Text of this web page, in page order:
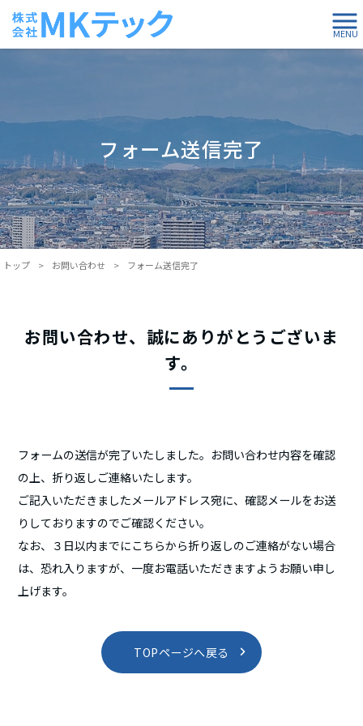
MENU
フォーム送信完了
トップ > お問い合わせ > フォーム送信完了
お問い合わせ、誠にありがとうございま
す。
フォームの送信が完了いたしました。 お問い合わせ内容を確認
の上、折り返しご連絡いたします。
ご記入いただきましたメールアドレス宛に、確認メールをお送
りしておりますのでご確認ください。
なお、３日以内までにこちらから折り返しのご連絡がない場合
は、恐れ入りますが、一度お電話いただきますようお願い申し
上げます。
TOPページへ戻る